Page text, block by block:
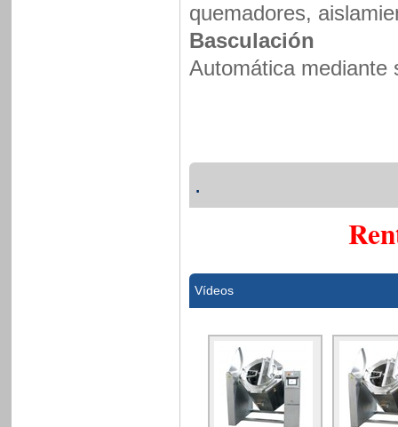
quemadores,
Basculación
Automática mediante
.
Vídeos